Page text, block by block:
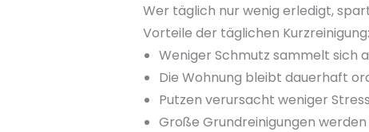
Wer täglich nur wenig erledigt,
Vorteile der täglichen Kurzreinigung:
Weniger Schmutz sammelt sich
Die Wohnung bleibt dauerhaft
Putzen verursacht weniger Stress
Große Grundreinigungen